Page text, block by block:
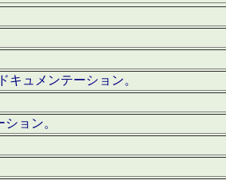
キュメンテーション。
ョン。